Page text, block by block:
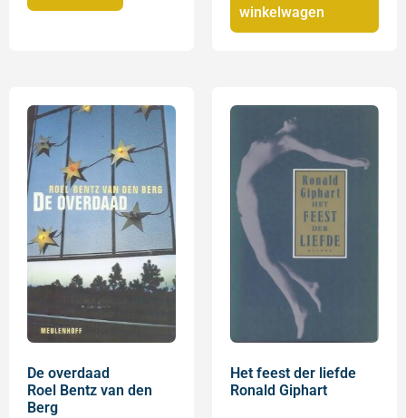
winkelwagen
De overdaad
Roel Bentz van den
Berg
Het feest der liefde
Ronald Giphart